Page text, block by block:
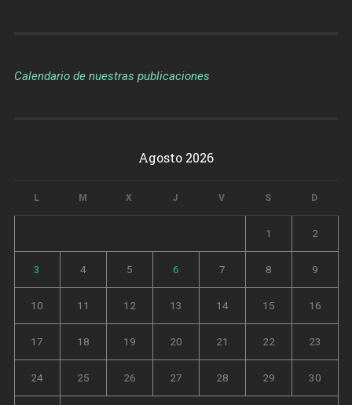
Calendario de nuestras publicaciones
Agosto 2026
L M X J V S D
1 2
3 4 5 6 7 8 9
10 11 12 13 14 15 16
17 18 19 20 21 22 23
24 25 26 27 28 29 30